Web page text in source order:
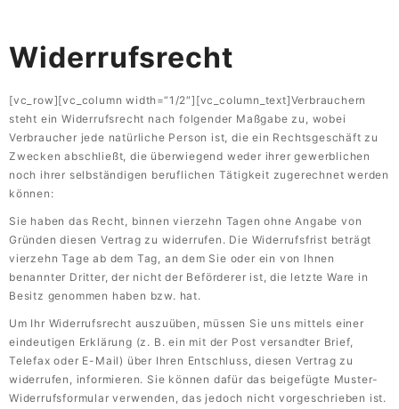
Widerrufsrecht
[vc_row][vc_column width=“1/2″][vc_column_text]Verbrauchern
steht ein Widerrufsrecht nach folgender Maßgabe zu, wobei
Verbraucher jede natürliche Person ist, die ein Rechtsgeschäft zu
Zwecken abschließt, die überwiegend weder ihrer gewerblichen
noch ihrer selbständigen beruflichen Tätigkeit zugerechnet werden
können:
Sie haben das Recht, binnen vierzehn Tagen ohne Angabe von
Gründen diesen Vertrag zu widerrufen. Die Widerrufsfrist beträgt
vierzehn Tage ab dem Tag, an dem Sie oder ein von Ihnen
benannter Dritter, der nicht der Beförderer ist, die letzte Ware in
Besitz genommen haben bzw. hat.
Um Ihr Widerrufsrecht auszuüben, müssen Sie uns mittels einer
eindeutigen Erklärung (z. B. ein mit der Post versandter Brief,
Telefax oder E-Mail) über Ihren Entschluss, diesen Vertrag zu
widerrufen, informieren. Sie können dafür das beigefügte Muster-
Widerrufsformular verwenden, das jedoch nicht vorgeschrieben ist.